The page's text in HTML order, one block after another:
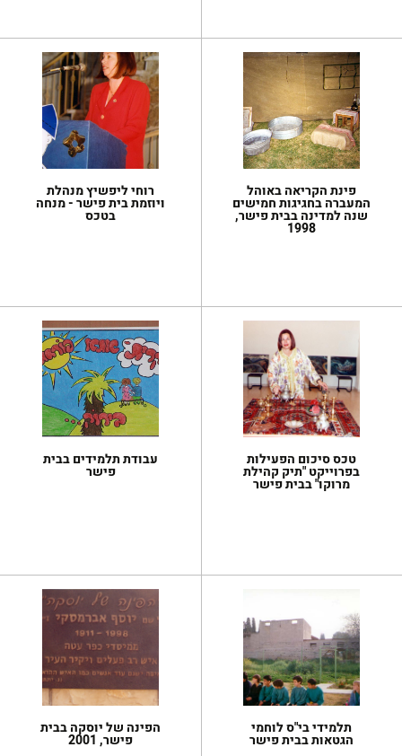
פינת הקריאה באוהל
המעברה בחגיגות חמישים
שנה למדינה בבית פישר,
1998
רוחי ליפשיץ מנהלת
ויוזמת בית פישר - מנחה
בטכס
טכס סיכום הפעילות
בפרוייקט "תיק קהילת
מרוקו" בבית פישר
עבודת תלמידים בבית
פישר
תלמידי בי"ס לוחמי
הגטאות בבית פישר
הפינה של יוסקה בבית
פישר, 2001